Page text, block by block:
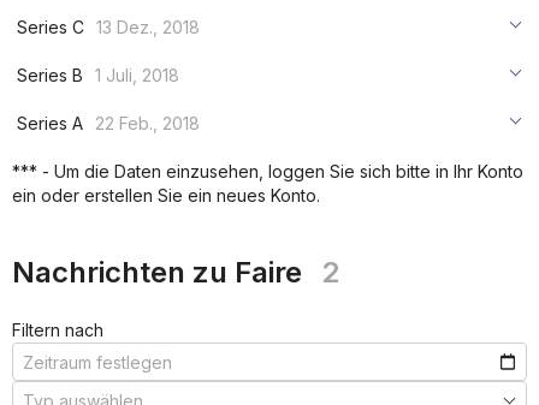
***
Series C 13 Dez., 2018
***
Series B
1 Juli, 2018
***
Series A
22 Feb., 2018
***
*** - Um die Daten einzusehen, loggen Sie sich bitte in Ihr Konto
ein oder erstellen Sie ein neues Konto.
Nachrichten zu Faire 2
Filtern nach